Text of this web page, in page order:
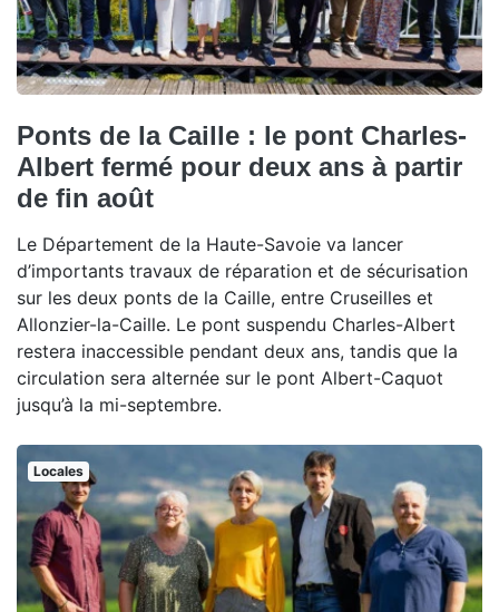
Ponts de la Caille : le pont Charles-
Albert fermé pour deux ans à partir
de fin août
Le Département de la Haute-Savoie va lancer
d’importants travaux de réparation et de sécurisation
sur les deux ponts de la Caille, entre Cruseilles et
Allonzier-la-Caille. Le pont suspendu Charles-Albert
restera inaccessible pendant deux ans, tandis que la
circulation sera alternée sur le pont Albert-Caquot
jusqu’à la mi-septembre.
Locales